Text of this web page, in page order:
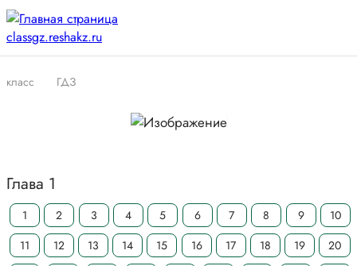
класс ГДЗ
Глава 1
1 2 3 4 5 6 7 8 9
10
11
12 13 14 15 16 17 18 19
20